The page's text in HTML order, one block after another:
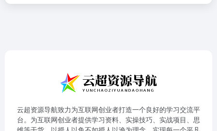
云超资源导航致力为互联网创业者打造一个良好的学习交流平
台。为互联网创业者提供学习资料、实操技巧、实战项目、思